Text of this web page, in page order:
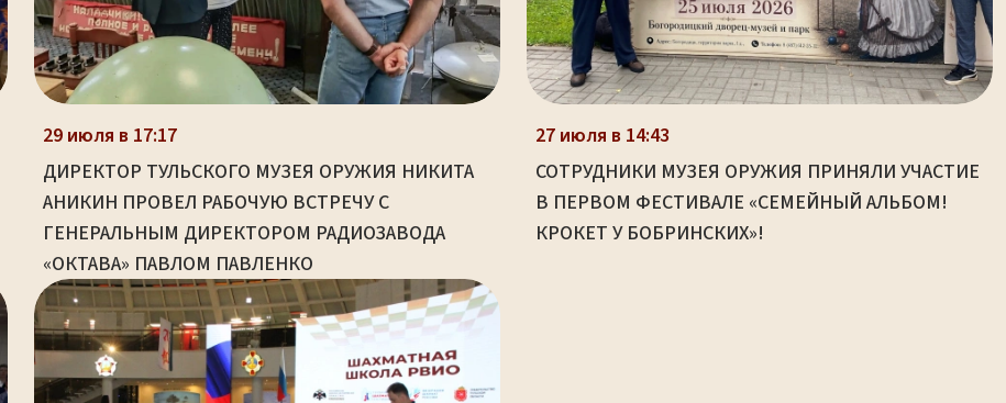
29 июля в 17:17
ДИРЕКТОР ТУЛЬСКОГО МУЗЕЯ ОРУЖИЯ НИКИТА
АНИКИН ПРОВЕЛ РАБОЧУЮ ВСТРЕЧУ С
ГЕНЕРАЛЬНЫМ ДИРЕКТОРОМ РАДИОЗАВОДА
«ОКТАВА» ПАВЛОМ ПАВЛЕНКО
27 июля в 14:43
СОТРУДНИКИ МУЗЕЯ ОРУЖИЯ ПРИНЯЛИ УЧАСТИЕ
В ПЕРВОМ ФЕСТИВАЛЕ «СЕМЕЙНЫЙ АЛЬБОМ!
КРОКЕТ У БОБРИНСКИХ»!